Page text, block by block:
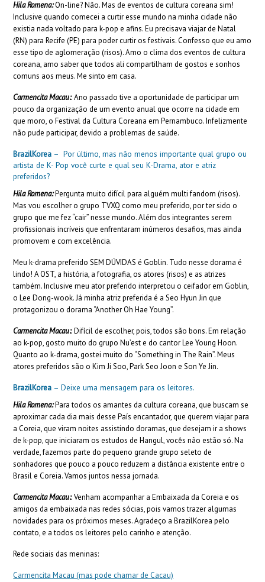
Hila Romena:On-line? Não. Mas de eventos de cultura coreana sim!
Inclusive quando comecei a curtir esse mundo na minha cidade não
existia nada voltado para k-pop e afins. Eu precisava viajar de Natal
(RN) para Recife (PE) para poder curtir os festivais. Confesso que eu amo
esse tipo de aglomeração (risos). Amo o clima dos eventos de cultura
coreana, amo saber que todos ali compartilham de gostos e sonhos
comuns aos meus. Me sinto em casa.
Carmencita Macau:.Ano passado tive a oportunidade de participar um
pouco da organização de um evento anual que ocorre na cidade em
que moro, o Festival da Cultura Coreana em Pernambuco. Infelizmente
não pude participar, devido a problemas de saúde.
BrazilKorea – Por último, mas não menos importante qual grupo ou
artista de K- Pop você curte e qual seu K-Drama, ator e atriz
preferidos?
Hila Romena:Pergunta muito difícil para alguém multi fandom (risos).
Mas vou escolher o grupo TVXQ como meu preferido, por ter sido o
grupo que me fez “cair” nesse mundo. Além dos integrantes serem
profissionais incríveis que enfrentaram inúmeros desafios, mas ainda
promovem e com excelência.
Meu k-drama preferido SEM DÚVIDAS é Goblin. Tudo nesse dorama é
lindo! A OST, a história, a fotografia, os atores (risos) e as atrizes
também. Inclusive meu ator preferido interpretou o ceifador em Goblin,
o Lee Dong-wook. Já minha atriz preferida é a Seo Hyun Jin que
protagonizou o dorama “Another Oh Hae Young”.
Carmencita Macau:.Difícil de escolher, pois, todos são bons. Em relação
ao k-pop, gosto muito do grupo Nu’est e do cantor Lee Young Hoon.
Quanto ao k-drama, gostei muito do “Something in The Rain”. Meus
atores preferidos são o Kim Ji Soo, Park Seo Joon e Son Ye Jin.
BrazilKorea – Deixe uma mensagem para os leitores.
Hila Romena:Para todos os amantes da cultura coreana, que buscam se
aproximar cada dia mais desse País encantador, que querem viajar para
a Coreia, que viram noites assistindo doramas, que desejam ir a shows
de k-pop, que iniciaram os estudos de Hangul, vocês não estão só. Na
verdade, fazemos parte do pequeno grande grupo seleto de
sonhadores que pouco a pouco reduzem a distância existente entre o
Brasil e Coreia. Vamos juntos nessa jornada.
Carmencita Macau:.Venham acompanhar a Embaixada da Coreia e os
amigos da embaixada nas redes sócias, pois vamos trazer algumas
novidades para os próximos meses. Agradeço a BrazilKorea pelo
contato, e a todos os leitores pelo carinho e atenção.
Rede sociais das meninas:
Carmencita Macau (mas pode chamar de Cacau)